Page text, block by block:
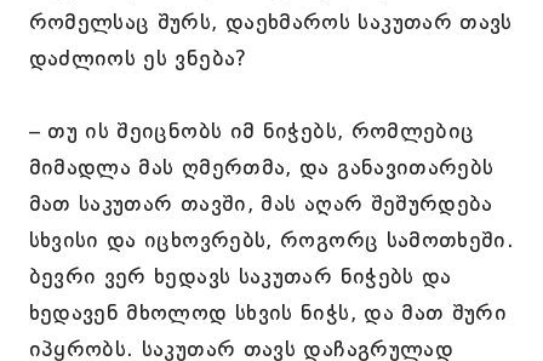
რომელსაც შურს, დაეხმაროს საკუთარ თავს
დაძლიოს ეს ვნება?
– თუ ის შეიცნობს იმ ნიჭებს, რომლებიც
მიმადლა მას ღმერთმა, და განავითარებს
მათ საკუთარ თავში, მას აღარ შეშურდება
სხვისი და იცხოვრებს, როგორც სამოთხეში.
ბევრი ვერ ხედავს საკუთარ ნიჭებს და
ხედავენ მხოლოდ სხვის ნიჭს, და მათ შური
იპყრობს. საკუთარ თავს დაჩაგრულად